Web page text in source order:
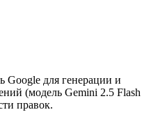
Google для генерации и
(модель Gemini 2.5 Flash
правок.